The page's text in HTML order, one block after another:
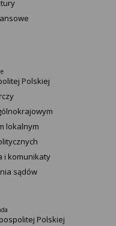
Polskiej​
lokalnym
i komunikaty
sądów
Polskiej